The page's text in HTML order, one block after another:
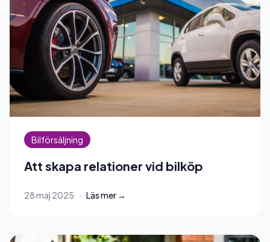
Bilförsäljning
Att skapa relationer vid bilköp
28 maj 2025 · Läs mer →